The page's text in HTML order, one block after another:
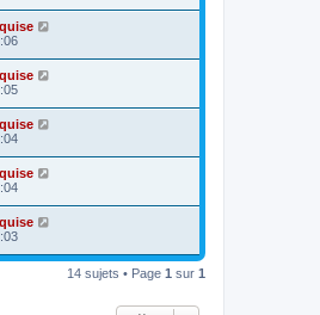
14 sujets • Page 1 sur 1